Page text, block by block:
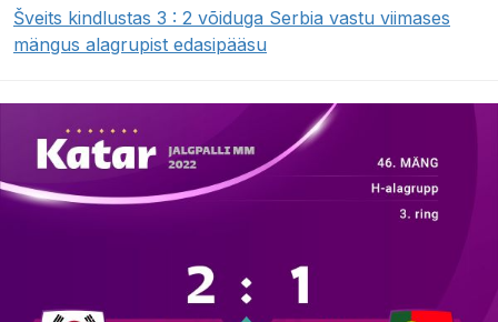
Šveits kindlustas 3 : 2 võiduga Serbia vastu viimases
mängus alagrupist edasipääsu